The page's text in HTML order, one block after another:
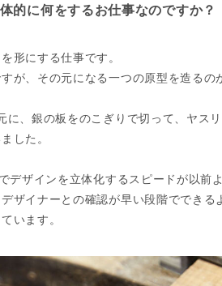
的に何をするお仕事なのですか？
形にする仕事です。
が、その元になる一つの原型を造るの
、銀の板をのこぎりで切って、ヤス
した。
デザインを立体化するスピードが以前
ザイナーとの確認が早い段階でできる
います。